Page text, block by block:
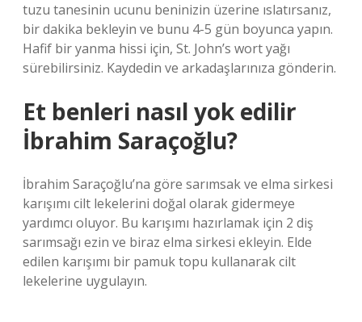
tuzu tanesinin ucunu beninizin üzerine ıslatırsanız,
bir dakika bekleyin ve bunu 4-5 gün boyunca yapın.
Hafif bir yanma hissi için, St. John’s wort yağı
sürebilirsiniz. Kaydedin ve arkadaşlarınıza gönderin.
Et benleri nasıl yok edilir
İbrahim Saraçoğlu?
İbrahim Saraçoğlu’na göre sarımsak ve elma sirkesi
karışımı cilt lekelerini doğal olarak gidermeye
yardımcı oluyor. Bu karışımı hazırlamak için 2 diş
sarımsağı ezin ve biraz elma sirkesi ekleyin. Elde
edilen karışımı bir pamuk topu kullanarak cilt
lekelerine uygulayın.